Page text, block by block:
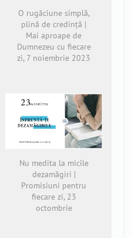
O rugăciune simplă,
plină de credință |
Mai aproape de
Dumnezeu cu fiecare
zi, 7 noiembrie 2023
Nu medita la micile
dezamăgiri |
Promisiuni pentru
fiecare zi, 23
octombrie